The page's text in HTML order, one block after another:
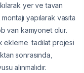
yer ve tavan
yapılarak vasıta
van kamyonet olur.
ekleme tadilat projesi
sonrasında,
alınmalıdır.